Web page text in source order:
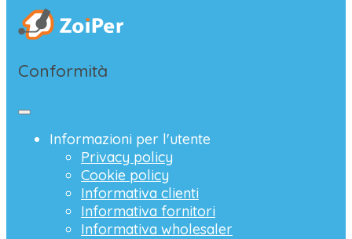
Conformità
Informazioni per l'utente
Privacy policy
Cookie policy
Informativa clienti
Informativa fornitori
Informativa wholesaler